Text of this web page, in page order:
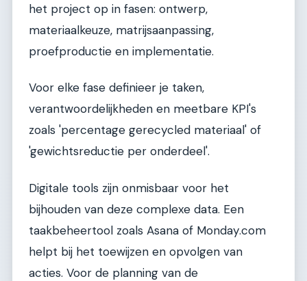
het project op in fasen: ontwerp,
materiaalkeuze, matrijsaanpassing,
proefproductie en implementatie.
Voor elke fase definieer je taken,
verantwoordelijkheden en meetbare KPI's
zoals 'percentage gerecycled materiaal' of
'gewichtsreductie per onderdeel'.
Digitale tools zijn onmisbaar voor het
bijhouden van deze complexe data. Een
taakbeheertool zoals Asana of Monday.com
helpt bij het toewijzen en opvolgen van
acties. Voor de planning van de